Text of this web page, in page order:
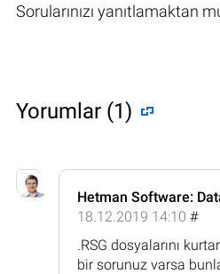
Sorularınızı yanıtlamaktan
Yorumlar (1)
Hetman Software:
18.12.2019 14:10 #
.RSG dosyalarını
bir sorunuz varsa